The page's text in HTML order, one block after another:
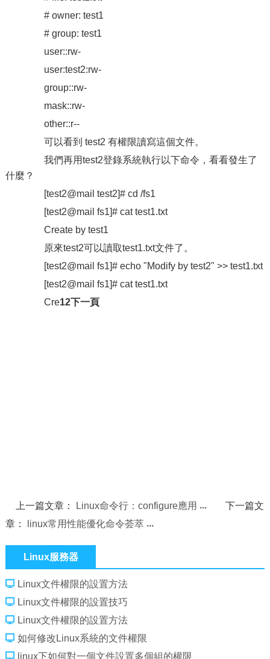
# owner: test1
# group: test1
user::rw-
user:test2:rw-
group::rw-
mask::rw-
other::r--
可以看到 test2 有權限讀寫這個文件。
我們再用test2登錄系統執行以下命令，看看發生了
什麼？
[test2@mail test2]# cd /fs1
[test2@mail fs1]# cat test1.txt
Create by test1
原來test2可以讀取test1.txt文件了。
[test2@mail fs1]# echo "Modify by test2" >> test1.txt
[test2@mail fs1]# cat test1.txt
Cre12下一頁
上一篇文章： Linux命令行：configure應用
下一篇文
章：
linux常用性能優化命令荟萃
Linux服務器
Linux文件權限的設置方法
Linux文件權限的設置技巧
Linux文件權限的設置方法
如何修改Linux系統的文件權限
linux下如何對一個文件設置多個組的權限